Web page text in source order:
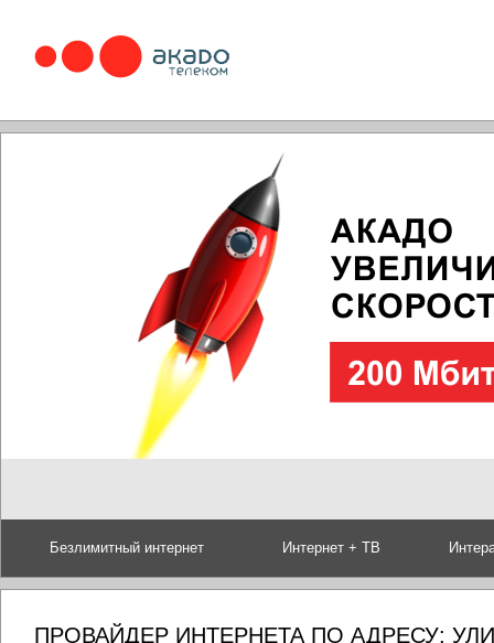
Безлимитный интернет Интернет + ТВ
ПРОВАЙДЕР ИНТЕРНЕТА ПО АДРЕСУ: